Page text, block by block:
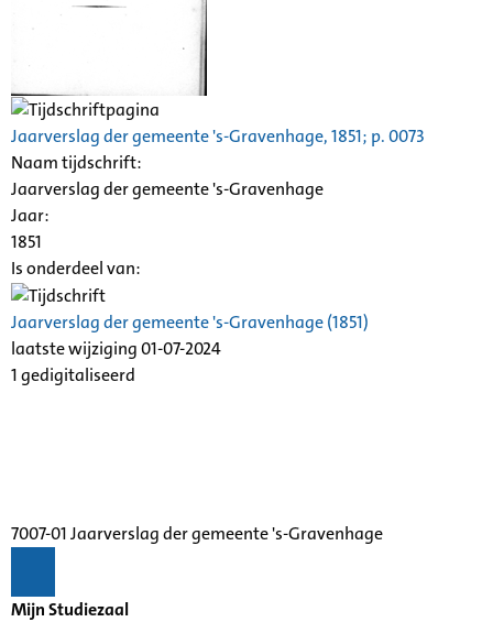
Jaarverslag der gemeente 's-Gravenhage, 1851; p. 0073
Naam tijdschrift:
Jaarverslag der gemeente 's-Gravenhage
Jaar:
1851
Is onderdeel van:
Jaarverslag der gemeente 's-Gravenhage (1851)
laatste wijziging 01-07-2024
1 gedigitaliseerd
7007-01 Jaarverslag der gemeente 's-Gravenhage
Mijn Studiezaal